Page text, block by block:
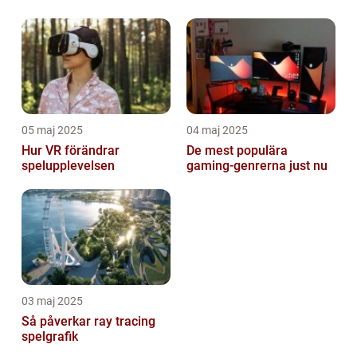
05 maj 2025
Hur VR förändrar
spelupplevelsen
04 maj 2025
De mest populära
gaming-genrerna just nu
03 maj 2025
Så påverkar ray tracing
spelgrafik